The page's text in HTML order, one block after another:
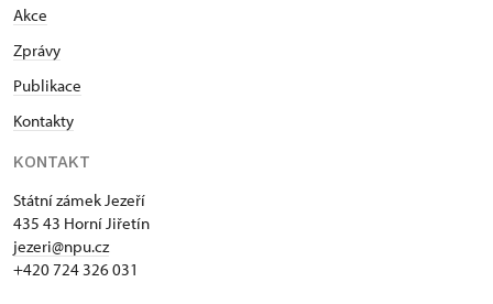
Akce
Zprávy
Publikace
Kontakty
KONTAKT
Státní zámek Jezeří
435 43 Horní Jiřetín
jezeri@npu.cz
+420 724 326 031